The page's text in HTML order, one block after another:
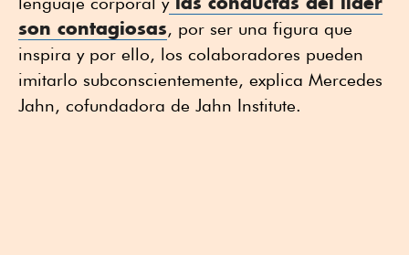
son contagiosas, por ser una figura que
inspira y por ello, los colaboradores pueden
imitarlo subconscientemente, explica Mercedes
Jahn, cofundadora de Jahn Institute.